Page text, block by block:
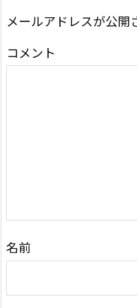
メールアドレスが公開
コメント
名前